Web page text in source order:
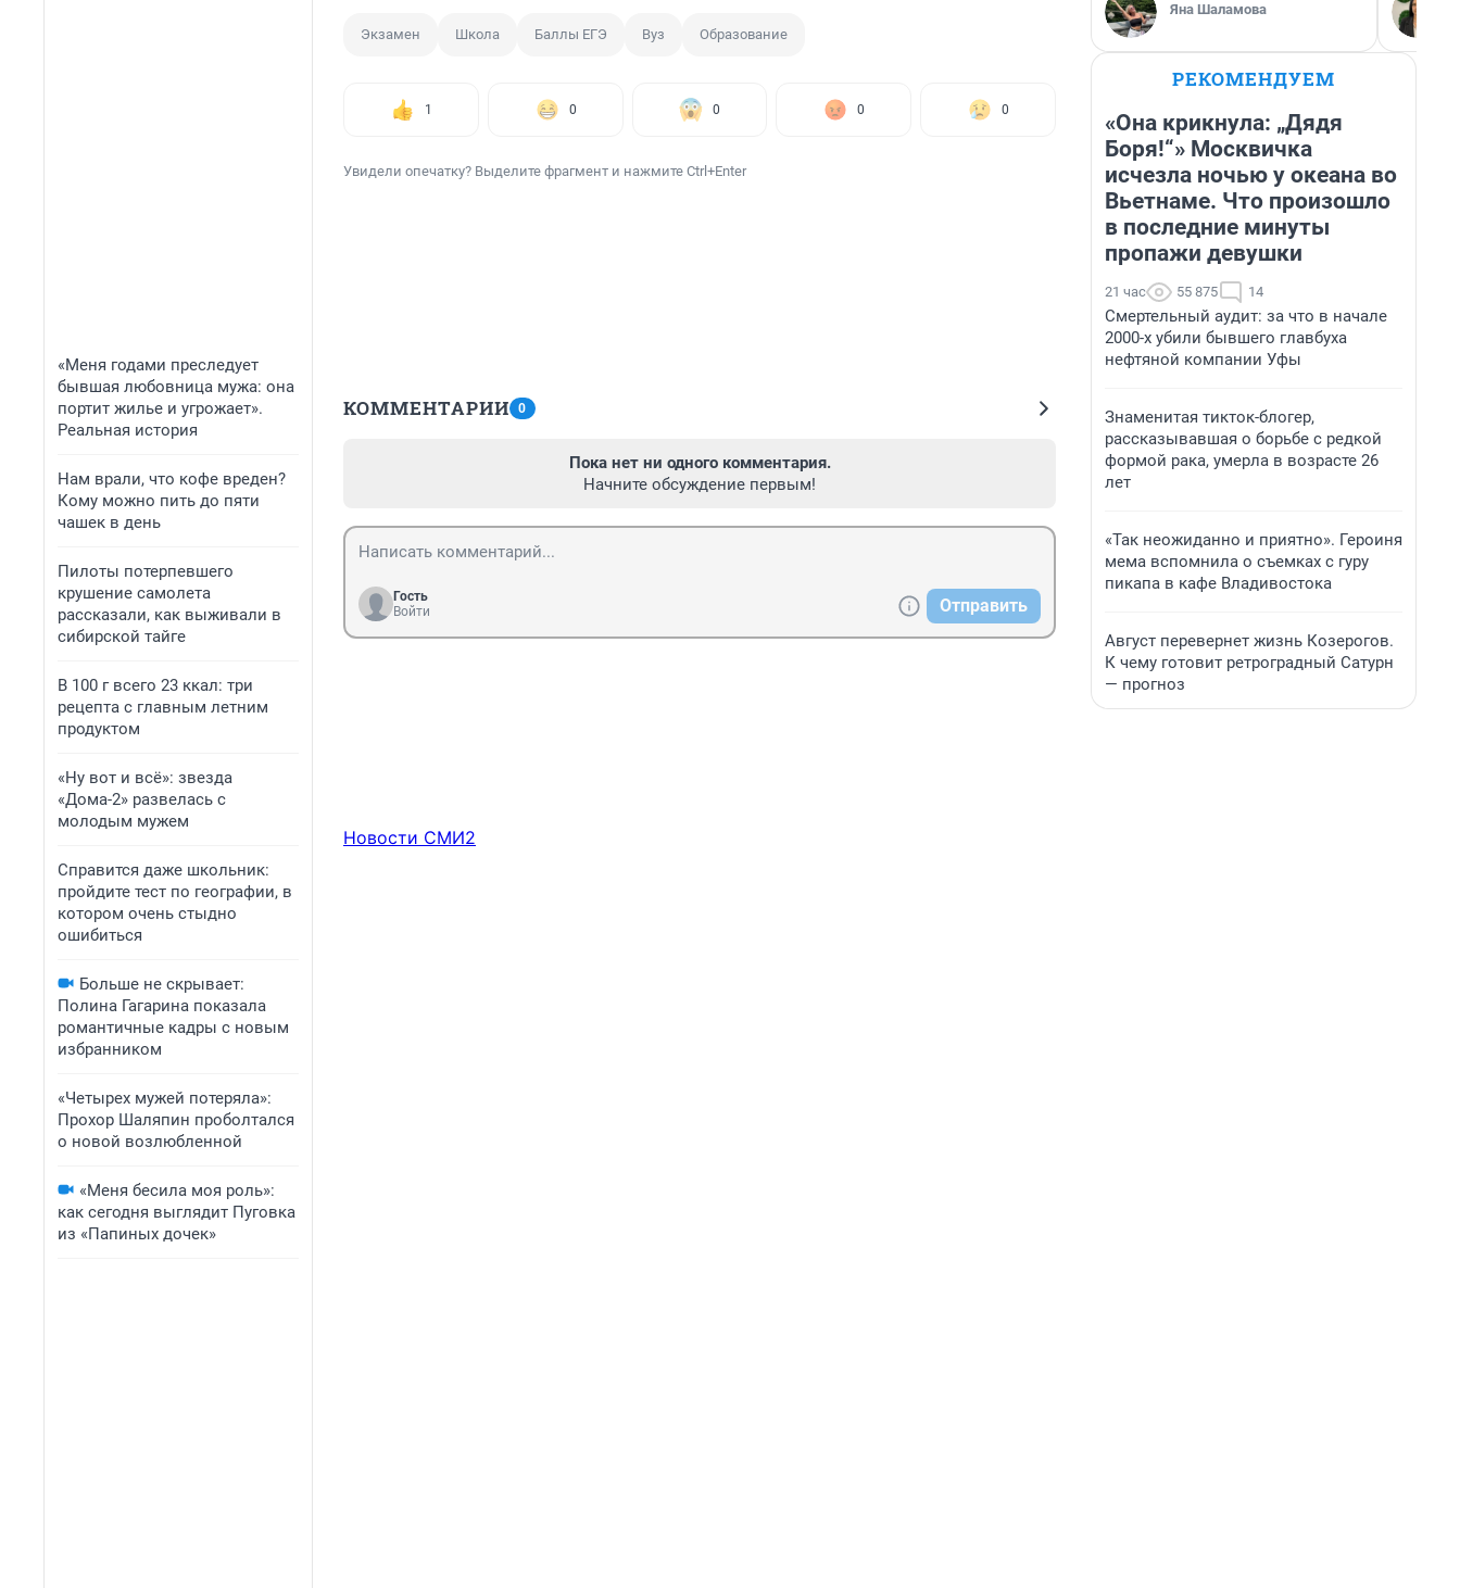
«Меня годами преследует
бывшая любовница мужа: она
портит жилье и угрожает».
Реальная история
Нам врали, что кофе вреден?
Кому можно пить до пяти
чашек в день
Пилоты потерпевшего
крушение самолета
рассказали, как выживали в
сибирской тайге
В 100 г всего 23 ккал: три
рецепта с главным летним
продуктом
«Ну вот и всё»: звезда
«Дома-2» развелась с
молодым мужем
Справится даже школьник:
пройдите тест по географии, в
котором очень стыдно
ошибиться
Больше не скрывает:
Полина Гагарина показала
романтичные кадры с новым
избранником
«Четырех мужей потеряла»:
Прохор Шаляпин проболтался
о новой возлюбленной
«Меня бесила моя роль»:
как сегодня выглядит Пуговка
из «Папиных дочек»
Экзамен Школа Баллы ЕГЭ Вуз Образование
1 0 0 0 0
Увидели опечатку? Выделите фрагмент и нажмите Ctrl+Enter
КОММЕНТАРИИ 0
Пока нет ни одного комментария.
Начните обсуждение первым!
Гость
Войти
Отправить
Новости СМИ2
Яна Шаламова
РЕКОМЕНДУЕМ
«Она крикнула: „Дядя
Боря!“» Москвичка
исчезла ночью у океана во
Вьетнаме. Что произошло
в последние минуты
пропажи девушки
21 час 55 875 14
Смертельный аудит: за что в начале
2000-х убили бывшего главбуха
нефтяной компании Уфы
Знаменитая тикток-блогер,
рассказывавшая о борьбе с редкой
формой рака, умерла в возрасте 26
лет
«Так неожиданно и приятно». Героиня
мема вспомнила о съемках с гуру
пикапа в кафе Владивостока
Август перевернет жизнь Козерогов.
К чему готовит ретроградный Сатурн
— прогноз